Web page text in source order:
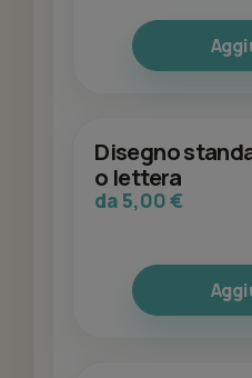
Disegno
o lettera
da 5,00 €